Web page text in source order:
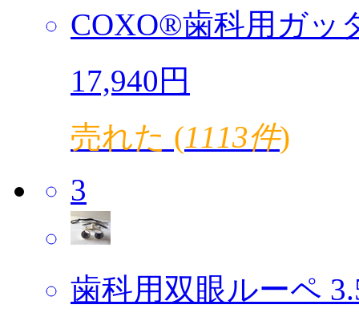
COXO®歯科用ガッ
17,940円
売れた (1113件)
3
歯科用双眼ルーペ